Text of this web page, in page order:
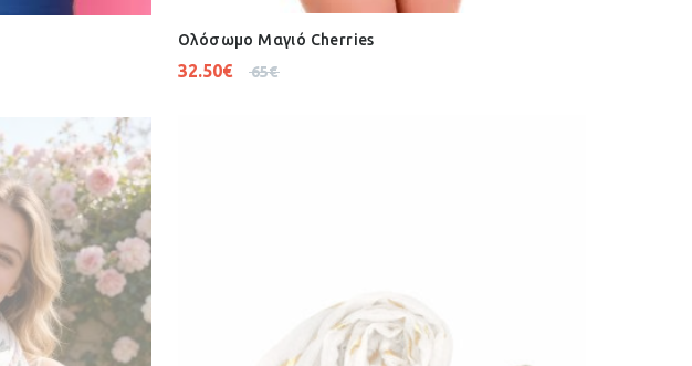
Ολόσωμο Μαγιό Cherries
65€
32.50€